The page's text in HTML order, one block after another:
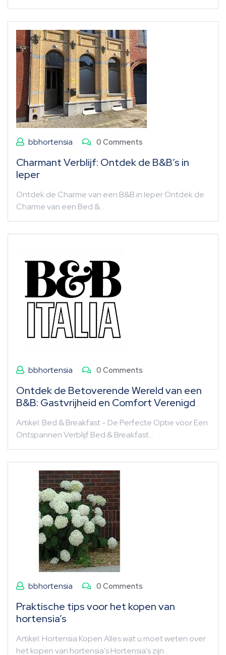
bbhortensia 0 Comments
Charmant Verblijf: Ontdek de B&B’s in
Ieper
Ontdek de Charme van een B&B in Ieper Ontdek de
Charme van een Bed &…
bbhortensia 0 Comments
Ontdek de Betoverende Wereld van een
B&B: Gastvrijheid en Comfort Verenigd
Artikel: Bed & Breakfast - De Perfecte Optie voor Een
Ontspannen Verblijf Bed & Breakfast…
bbhortensia 0 Comments
Praktische tips voor het kopen van
hortensia’s
Artikel: Hortensia Kopen Alles wat u moet weten over
het kopen van hortensia's Hortensia's zijn…